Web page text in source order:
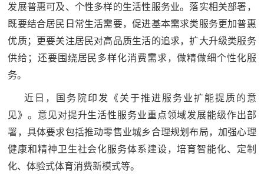
退
役
军
人
务
化
防
文
化
国
防
红
色
文
发展普惠可及、个性多样的生活性服务业。落实相关部署，
既要结合居民日常生活需要，促进基本需求类服务更加普惠
优质；更要关注居民对高品质生活的追求，扩大升级类服务
供给；还要围绕居民多样化消费需求，做精做细个性化服
务。
近日，国务院印发《关于推进服务业扩能提质的意
见》。意见对提升生活性服务业重点领域发展能级作出部
署，具体要求包括推动零售业城乡合理规划布局，加强心理
健康和精神卫生社会化服务体系建设，培育智能化、定制
化、体验式体育消费新模式等。